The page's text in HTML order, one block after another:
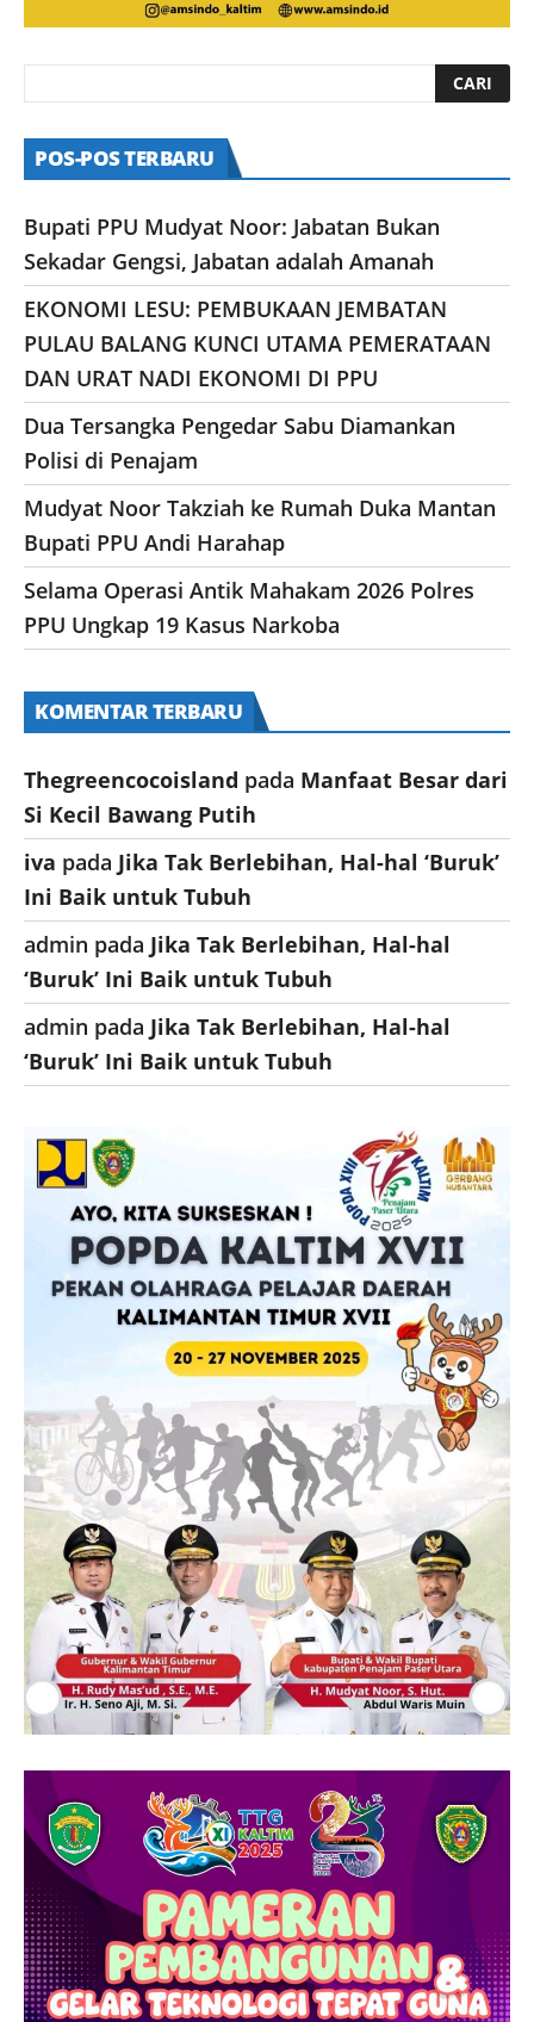
POS-POS TERBARU
Bupati PPU Mudyat Noor: Jabatan Bukan
Sekadar Gengsi, Jabatan adalah Amanah
EKONOMI LESU: PEMBUKAAN JEMBATAN
PULAU BALANG KUNCI UTAMA PEMERATAAN
DAN URAT NADI EKONOMI DI PPU
Dua Tersangka Pengedar Sabu Diamankan
Polisi di Penajam
Mudyat Noor Takziah ke Rumah Duka Mantan
Bupati PPU Andi Harahap
Selama Operasi Antik Mahakam 2026 Polres
PPU Ungkap 19 Kasus Narkoba
KOMENTAR TERBARU
Thegreencocoisland pada Manfaat Besar dari
Si Kecil Bawang Putih
iva pada Jika Tak Berlebihan, Hal-hal ‘Buruk’
Ini Baik untuk Tubuh
admin pada Jika Tak Berlebihan, Hal-hal
‘Buruk’ Ini Baik untuk Tubuh
admin pada Jika Tak Berlebihan, Hal-hal
‘Buruk’ Ini Baik untuk Tubuh